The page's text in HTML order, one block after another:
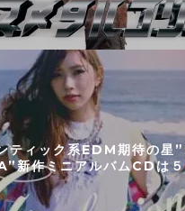
ティック系EDM期待の
新作ミニアルバムCDは５